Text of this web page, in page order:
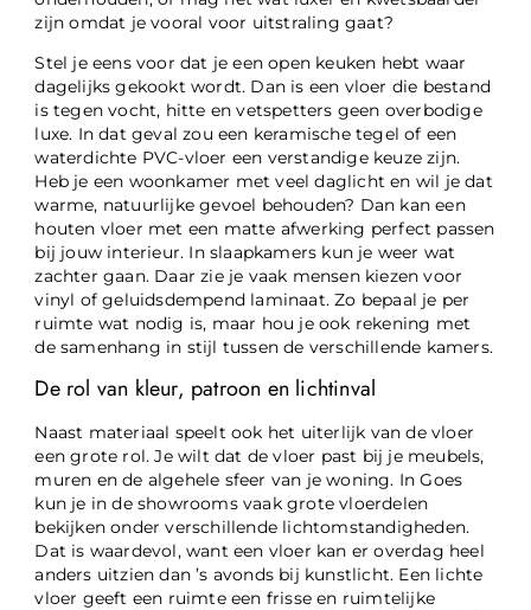
zijn omdat je vooral voor uitstraling gaat?
Stel je eens voor dat je een open keuken hebt waar
dagelijks gekookt wordt. Dan is een vloer die bestand
is tegen vocht, hitte en vetspetters geen overbodige
luxe. In dat geval zou een keramische tegel of een
waterdichte PVC-vloer een verstandige keuze zijn.
Heb je een woonkamer met veel daglicht en wil je dat
warme, natuurlijke gevoel behouden? Dan kan een
houten vloer met een matte afwerking perfect passen
bij jouw interieur. In slaapkamers kun je weer wat
zachter gaan. Daar zie je vaak mensen kiezen voor
vinyl of geluidsdempend laminaat. Zo bepaal je per
ruimte wat nodig is, maar hou je ook rekening met
de samenhang in stijl tussen de verschillende kamers.
De rol van kleur, patroon en lichtinval
Naast materiaal speelt ook het uiterlijk van de vloer
een grote rol. Je wilt dat de vloer past bij je meubels,
muren en de algehele sfeer van je woning. In Goes
kun je in de showrooms vaak grote vloerdelen
bekijken onder verschillende lichtomstandigheden.
Dat is waardevol, want een vloer kan er overdag heel
anders uitzien dan ’s avonds bij kunstlicht. Een lichte
vloer geeft een ruimte een frisse en ruimtelijke